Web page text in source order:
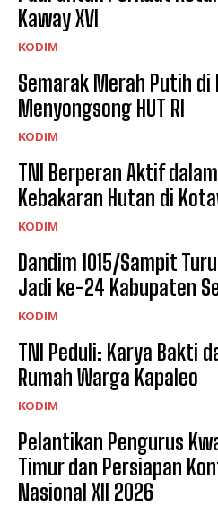
Kaway XVI
KODIM
Semarak Merah Putih di
Menyongsong HUT RI
KODIM
TNI Berperan Aktif
Kebakaran Hutan di
KODIM
Dandim 1015/Sampit
Jadi ke-24 Kabupaten
KODIM
TNI Peduli: Karya Bakti
Rumah Warga Kapaleo
KODIM
Pelantikan Pengurus
Timur dan Persiapan
Nasional XII 2026